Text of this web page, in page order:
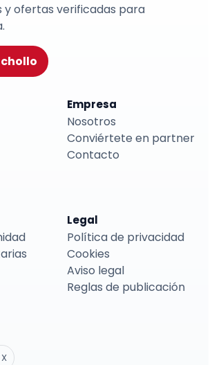
y ofertas verificadas para
Empresa
Nosotros
Conviértete en partner
Contacto
Legal
Política de privacidad
Cookies
Aviso legal
Reglas de publicación
X